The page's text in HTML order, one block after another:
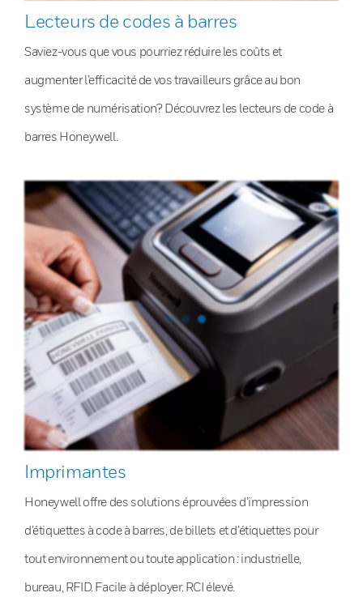
Lecteurs de codes à barres
Saviez-vous que vous pourriez réduire les coûts et
augmenter l’efficacité de vos travailleurs grâce au bon
système de numérisation? Découvrez les lecteurs de code à
barres Honeywell.
Imprimantes
Honeywell offre des solutions éprouvées d’impression
d’étiquettes à code à barres, de billets et d’étiquettes pour
tout environnement ou toute application : industrielle,
bureau, RFID. Facile à déployer. RCI élevé.